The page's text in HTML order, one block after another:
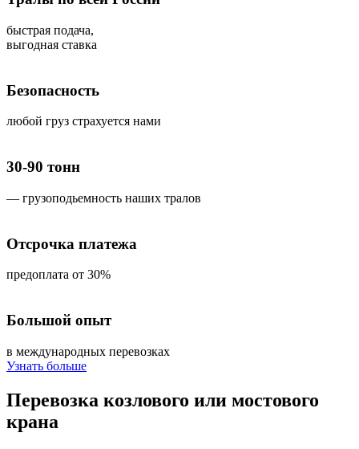
быстрая подача,
выгодная ставка
Безопасность
любой груз страхуется нами
30-90 тонн
— грузоподьемность наших тралов
Отсрочка платежа
предоплата от 30%
Большой опыт
в международных перевозках
Узнать больше
Перевозка козлового или мостового
крана